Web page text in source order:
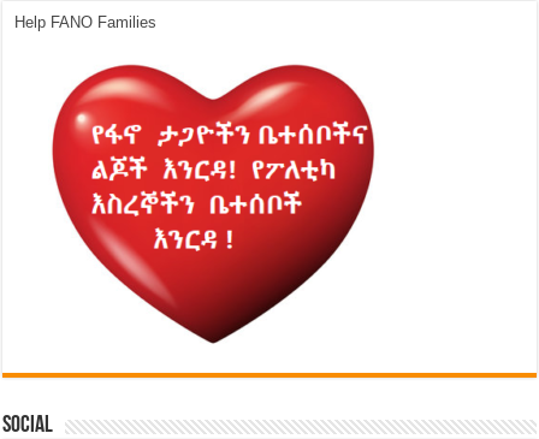
Help FANO Families
Social